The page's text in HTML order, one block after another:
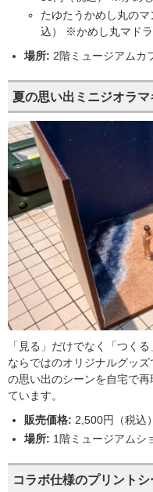
たゆたうかめし丸の
込） ※かめし丸マドラ
場所: 2階ミュージアムカ
夏の思い出ミニジオラ
「見る」だけでなく「つく
ならではのオリジナルグッ
の思い出のシーンを自宅で
ています。
販売価格: 2,500円（税込）
場所: 1階ミュージアムシ
コラボ仕様のプリント